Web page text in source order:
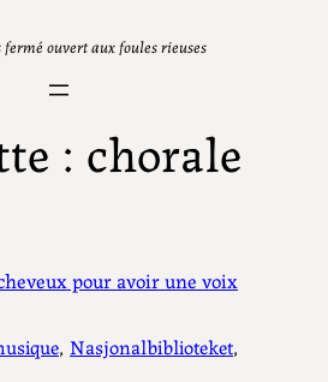
ouvert aux foules rieuses
: chorale
pour avoir une voix
, Nasjonalbiblioteket